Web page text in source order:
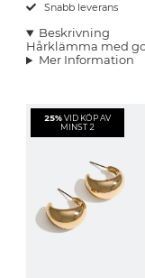
Snabb leverans
Beskrivning
Hårklämma med
Mer Information
25% VID KÖP AV
MINST 2